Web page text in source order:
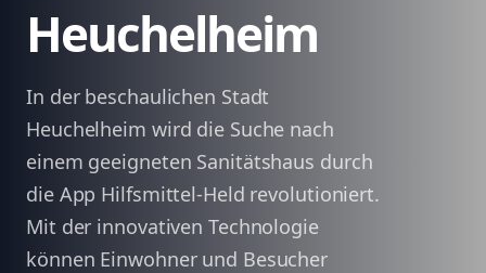
Heuchelheim
In der beschaulichen Stadt
Heuchelheim wird die Suche nach
einem geeigneten Sanitätshaus durch
die App Hilfsmittel-Held revolutioniert.
Mit der innovativen Technologie
können Einwohner und Besucher